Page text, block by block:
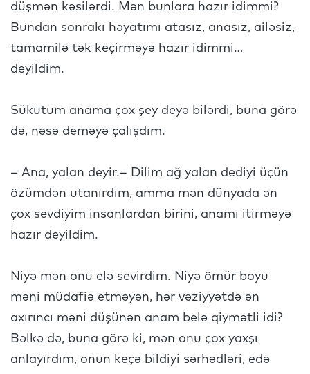
düşmən kəsilərdi. Mən bunlara hazır idimmi?
Bundan sonrakı həyatımı atasız, anasız, ailəsiz,
tamamilə tək keçirməyə hazır idimmi…
deyildim.
Sükutum anama çox şey deyə bilərdi, buna görə
də, nəsə deməyə çalışdım.
– Ana, yalan deyir.– Dilim ağ yalan dediyi üçün
özümdən utanırdım, amma mən dünyada ən
çox sevdiyim insanlardan birini, anamı itirməyə
hazır deyildim.
Niyə mən onu elə sevirdim. Niyə ömür boyu
məni müdafiə etməyən, hər vəziyyətdə ən
axırıncı məni düşünən anam belə qiymətli idi?
Bəlkə də, buna görə ki, mən onu çox yaxşı
anlayırdım, onun keçə bildiyi sərhədləri, edə